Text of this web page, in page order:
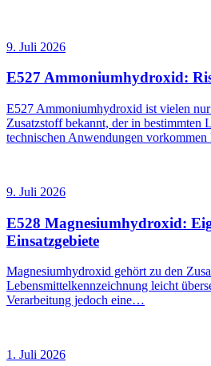
9. Juli 2026
E527 Ammoniumhydroxid:
E527 Ammoniumhydroxid ist vielen nur
Zusatzstoff bekannt, der in bestimmten
technischen Anwendungen
9. Juli 2026
E528 Magnesiumhydroxid:
Einsatzgebiete
Magnesiumhydroxid gehört zu den
Lebensmittelkennzeichnung leicht
Verarbeitung jedoch eine…
1. Juli 2026